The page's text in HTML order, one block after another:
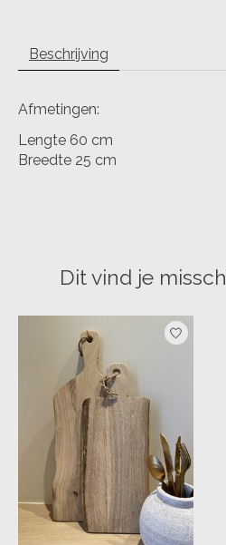
Beschrijving
Afmetingen:
Lengte 60 cm
Breedte 25 cm
Dit vind je
Items van productcarrousel